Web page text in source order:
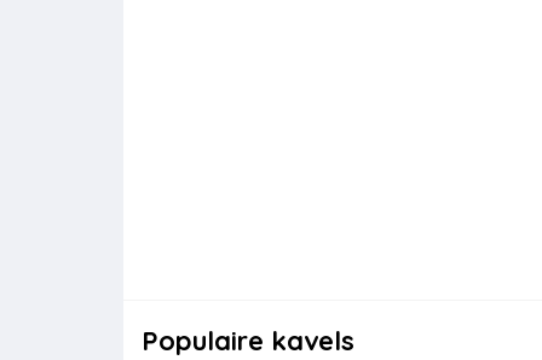
Populaire kavels